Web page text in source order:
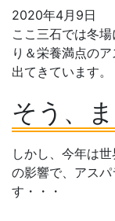
2020年4月9日
ここ三石では冬
り＆栄養満点の
出てきています。
そう、
しかし、今年は
の影響で、アス
す・・・